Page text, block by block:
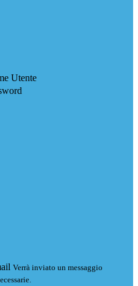
Utente
Verrà inviato un messaggio